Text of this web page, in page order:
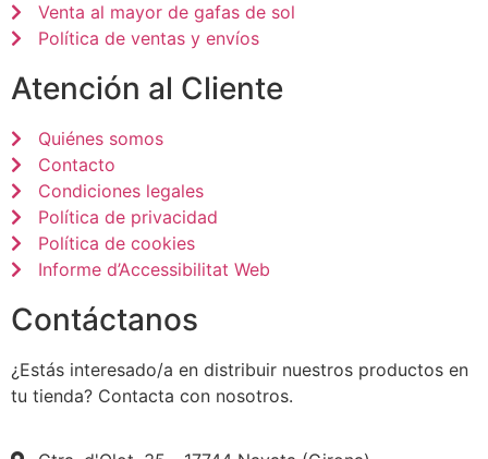
Venta al mayor de gafas de sol
Política de ventas y envíos
Atención al Cliente
Quiénes somos
Contacto
Condiciones legales
Política de privacidad
Política de cookies
Informe d’Accessibilitat Web
Contáctanos
¿Estás interesado/a en distribuir nuestros productos en
tu tienda? Contacta con nosotros.